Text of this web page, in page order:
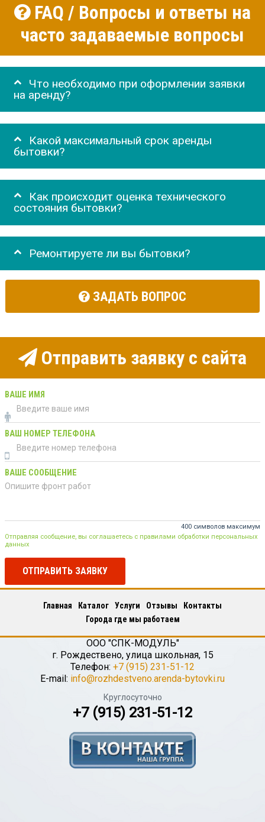
FAQ / Вопросы и ответы на
часто задаваемые вопросы
Что необходимо при оформлении заявки
на аренду?
Какой максимальный срок аренды
бытовки?
Как происходит оценка технического
состояния бытовки?
Ремонтируете ли вы бытовки?
ЗАДАТЬ ВОПРОС
Отправить заявку с сайта
ВАШЕ ИМЯ
ВАШ НОМЕР ТЕЛЕФОНА
ВАШЕ СООБЩЕНИЕ
400 символов максимум
Отправляя сообщение, вы соглашаетесь с правилами обработки персональных
данных
ОТПРАВИТЬ ЗАЯВКУ
Главная Каталог Услуги Отзывы
Контакты
Города где мы работаем
ООО "СПК-МОДУЛЬ"
г. Рождествено, улица школьная, 15
Телефон: +7 (915) 231-51-12
E-mail: info@rozhdestveno.arenda-bytovki.ru
Круглосуточно
+7 (915) 231-51-12